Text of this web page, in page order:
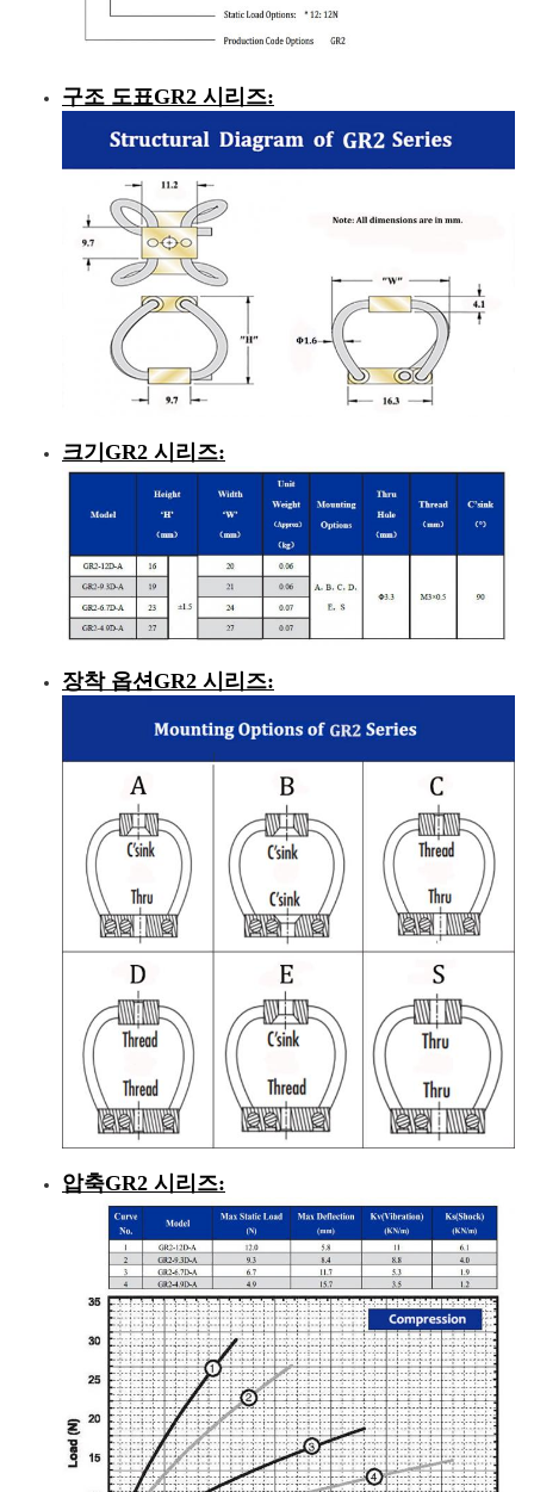
구조 도표GR2 시리즈:
크기 GR2 시리즈:
장착 옵션GR2 시리즈:
압축GR2 시리즈: